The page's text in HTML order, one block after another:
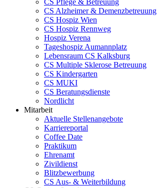
CS Alzheimer & Demenzbetreuung
CS Hospiz Wien
CS Hospiz Rennweg
Hospiz Verena
Tageshospiz Aumannplatz
Lebensraum CS Kalksburg
CS Multiple Sklerose Betreuung
CS Kindergarten
CS MUKI
CS Beratungsdienste
Nordlicht
Mitarbeit
Aktuelle Stellenangebote
Karriereportal
Coffee Date
Praktikum
Ehrenamt
Zivildienst
Blitzbewerbung
CS Aus- & Weiterbildung